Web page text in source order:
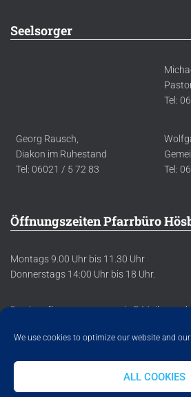
We use cookies to optimize our website and our
ALL COOKIES
Seelsorger
Tel:
Georg Rausch,
Diakon im Ruhestand
Tel: 06021 / 5 72 83
Tel:
Öffnungszeiten Pfarrbüro
Montags 9.00 Uhr bis 11.30 Uhr
Donnerstags 14:00 Uhr bis 18 Uhr.
Der Anrufbeantworter sowie E-Mails
DATENSCHUTZERKLÄRUNG